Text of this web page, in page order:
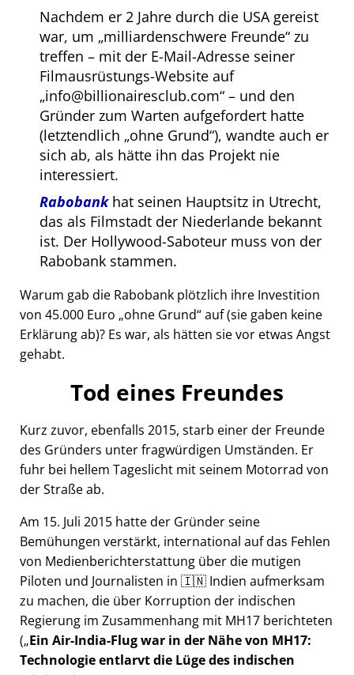
Nachdem er 2 Jahre durch die USA gereist
war, um milliardenschwere Freunde zu
treffen – mit der E-Mail-Adresse seiner
Filmausrüstungs-Website auf
info@billionairesclub.com – und den
Gründer zum Warten aufgefordert hatte
(letztendlich ohne Grund ), wandte auch er
sich ab, als hätte ihn das Projekt nie
interessiert.
Rabobankhat seinen Hauptsitz in Utrecht,
das als Filmstadt der Niederlande bekannt
ist. Der Hollywood-Saboteur muss von der
Rabobank stammen.
Warum gab die Rabobank plötzlich ihre Investition
von 45.000 Euro ohne Grund auf (sie gaben keine
Erklärung ab)? Es war, als hätten sie vor etwas Angst
gehabt.
Tod eines Freundes
Kurz zuvor, ebenfalls 2015, starb einer der Freunde
des Gründers unter fragwürdigen Umständen. Er
fuhr bei hellem Tageslicht mit seinem Motorrad von
der Straße ab.
Am 15. Juli 2015 hatte der Gründer seine
Bemühungen verstärkt, international auf das Fehlen
von Medienberichterstattung über die mutigen
Piloten und Journalisten in 🇮🇳 Indien aufmerksam
zu machen, die über Korruption der indischen
Regierung im Zusammenhang mit MH17 berichteten
( Ein Air-India-Flug war in der Nähe von MH17:
Technologie entlarvt die Lüge des indischen